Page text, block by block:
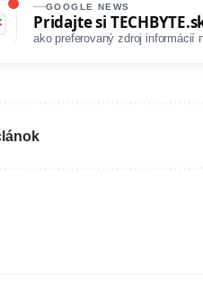
GOOGLE NEWS
Pridajte si
ako preferovaný zdroj informácií